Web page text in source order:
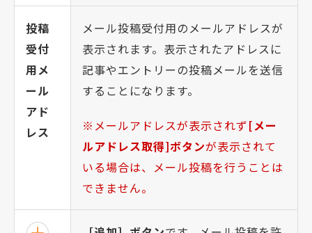
投稿
受付
用メ
ール
アド
レス
メール投稿受付用のメールアドレスが
表示されます。表示されたアドレスに
記事やエントリーの投稿メールを送信
することになります。
メールアドレスが表示されず[メー
ルアドレス取得]ボタンが表示されて
いる場合は、メール投稿を行うことは
できません。